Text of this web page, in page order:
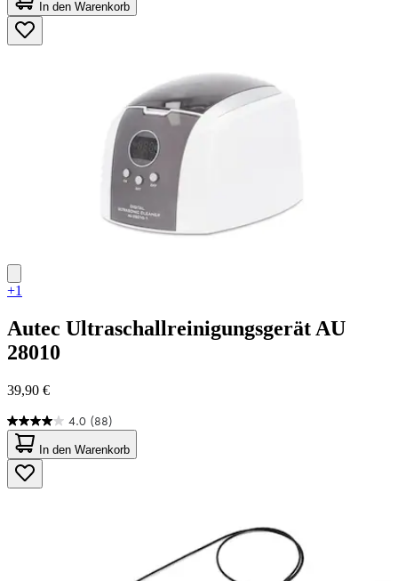
5
Sternen.
4
In den Warenkorb
+1
Autec Ultraschallreinigungsgerät AU
28010
39,90 €
4.0 (88)
4.0
von
5
Sternen.
88
In den Warenkorb